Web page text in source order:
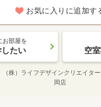
お気に入りに追加す
お部屋を
したい 空
（株）ライフデザインクリエイタ
岡店